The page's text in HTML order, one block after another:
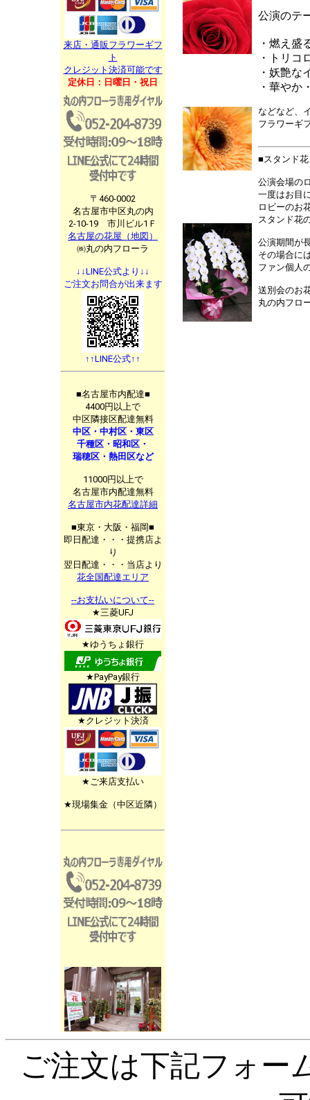
来店・通販フラワーギフ
ト
クレジット決済可能です
定休日：日曜日・祝日
〒460-0002
名古屋市中区丸の内
2-10-19 市川ビル1Ｆ
名古屋の花屋（地図）
㈱丸の内フローラ
↓↓LINE公式より↓↓
ご注文お問合が出来ます
↑↑LINE公式↑↑
■名古屋市内配達■
4400円以上で
中区隣接区配達無料
中区・中村区・東区
千種区・昭和区・
瑞穂区・熱田区など
11000円以上で
名古屋市内配達無料
名古屋市内花配達詳細
■東京・大阪・福岡■
即日配達・・・提携店よ
り
翌日配達・・・当店より
花全国配達エリア
--お支払いについて--
★三菱UFJ
★ゆうちょ銀行
★PayPay銀行
★クレジット決済
★ご来店支払い
★現場集金（中区近隣）
公演のテ
・燃え盛
・トリコ
・妖艶な
・華やか
などなど、
フラワーギ
■スタンド花
公演会場の
一度はお目
ロビーのお
スタンド花
公演期間が
その場合に
ファン個人
送別会のお
丸の内フロ
ご注文は下記フォー